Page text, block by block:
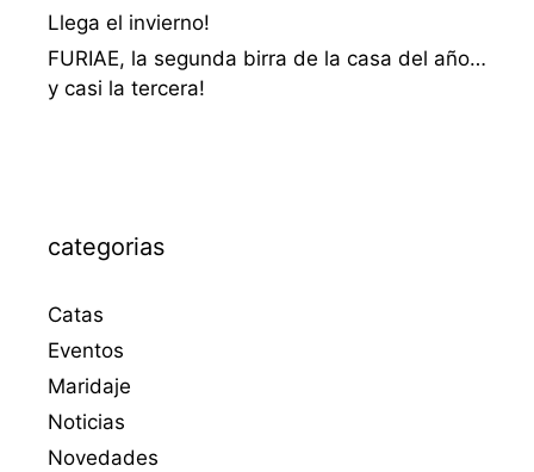
Llega el invierno!
FURIAE, la segunda birra de la casa del año…
y casi la tercera!
categorias
Catas
Eventos
Maridaje
Noticias
Novedades